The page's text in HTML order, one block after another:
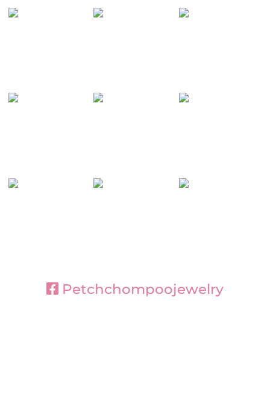
จะให้ความรู้และแนะนำการดูเพชรด้วย บรรยากาศที่เป็นกันเอง เพื่อช่วยให้ลูกค้า
มั่นใจในสินค้าและ บริการ สามารถเลือกเครื่องประดับเพชรได้สวยงาม โดดเด่นใน